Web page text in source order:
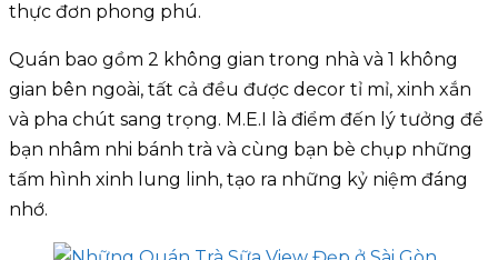
thực đơn phong phú.
Quán bao gồm 2 không gian trong nhà và 1 không
gian bên ngoài, tất cả đều được decor tỉ mỉ, xinh xắn
và pha chút sang trọng. M.E.I là điểm đến lý tưởng để
bạn nhâm nhi bánh trà và cùng bạn bè chụp những
tấm hình xinh lung linh, tạo ra những kỷ niệm đáng
nhớ.